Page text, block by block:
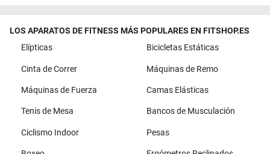
LOS APARATOS DE FITNESS MÁS POPULARES EN FITSHOP.ES
Elípticas
Bicicletas Estáticas
Cinta de Correr Máquinas de Remo
Máquinas de Fuerza Camas Elásticas
Tenis de Mesa Bancos de Musculación
Ciclismo Indoor Pesas